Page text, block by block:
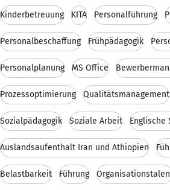
Kinderbetreuung KITA Personalführung
Personalbeschaffung Frühpädagogik
Personalplanung MS Office
Prozessoptimierung Qualitätsmanagement
Sozialpädagogik Soziale Arbeit Englische
Auslandsaufenthalt Iran und Äthiopien
Belastbarkeit Führung